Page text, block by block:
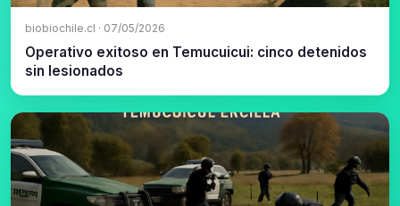
biobiochile.cl · 07/05/2026
Operativo exitoso en Temucuicui: cinco detenidos
sin lesionados